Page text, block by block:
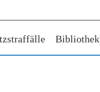
Bibliothek